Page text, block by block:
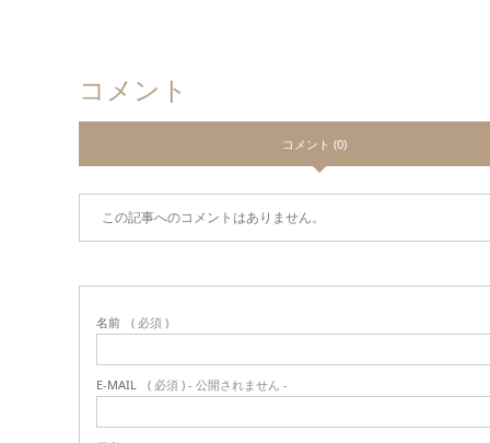
コメント
コメント (0)
この記事へのコメントはありません。
名前 ( 必須 )
E-MAIL ( 必須 ) - 公開されません -